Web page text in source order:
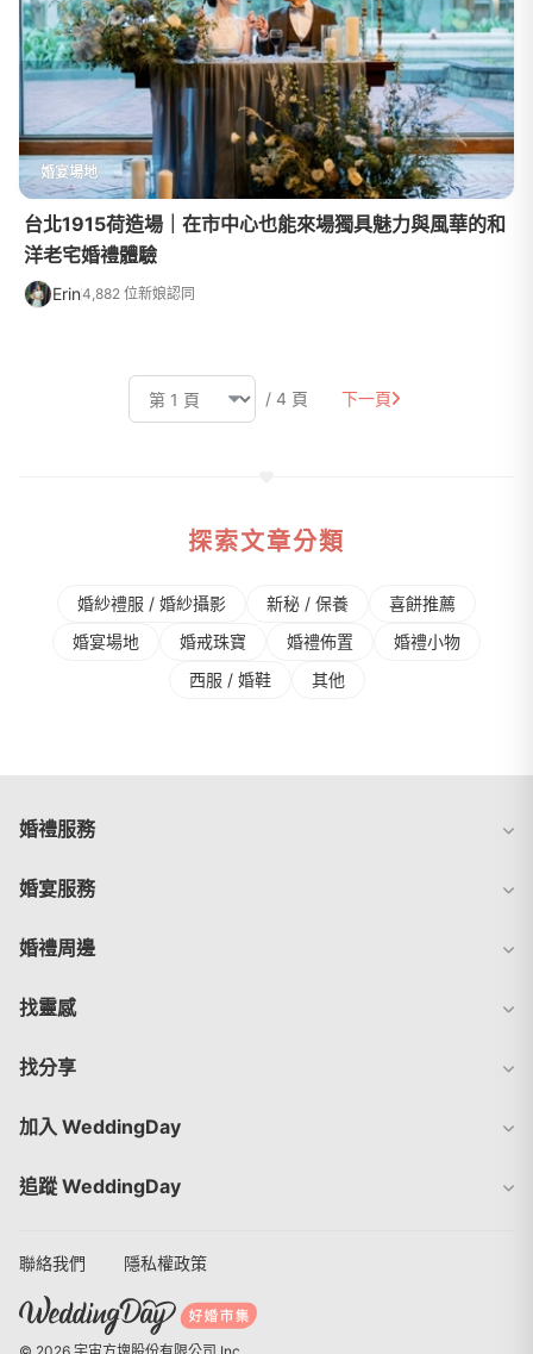
婚宴場地
台北1915荷造場｜在市中心也能來場獨具魅力與風華的和
洋老宅婚禮體驗
Erin4,882 位新娘認同
/ 4 頁 下一頁
探索文章分類
婚紗禮服 / 婚紗攝影 新秘 / 保養
喜餅推薦
婚宴場地
婚戒珠寶 婚禮佈置
婚禮⼩物
⻄服 / 婚鞋
其他
婚禮服務
婚宴服務
婚禮周邊
找靈感
找分享
加入 WeddingDay
追蹤 WeddingDay
聯絡我們 隱私權政策